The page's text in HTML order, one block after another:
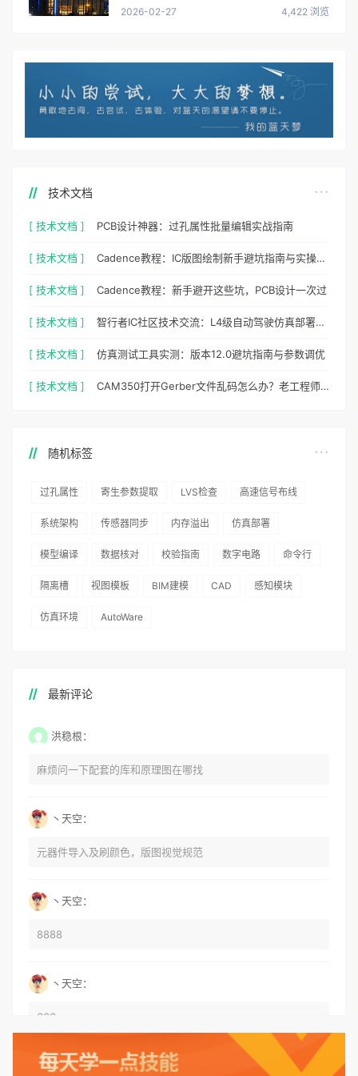
2026-02-27 4,422 浏览
技术文档
[ 技术文档 ] PCB设计神器：过孔属性批量编辑实战指南
[ 技术文档 ] Cadence教程：IC版图绘制新手避坑指南与实操细节
[ 技术文档 ] Cadence教程：新手避开这些坑，PCB设计一次过
[ 技术文档 ] 智行者IC社区技术交流：L4级自动驾驶仿真部署实操指南
[ 技术文档 ] 仿真测试工具实测：版本12.0避坑指南与参数调优
[ 技术文档 ] CAM350打开Gerber文件乱码怎么办？老工程师实测避坑指南
随机标签
过孔属性 寄生参数提取 LVS检查 高速信号布线
系统架构 传感器同步 内存溢出 仿真部署
模型编译 数据核对 校验指南 数字电路 命令行
隔离槽 视图模板 BIM建模 CAD 感知模块
仿真环境 AutoWare
最新评论
洪稳根：
麻烦问一下配套的库和原理图在哪找
丶天空：
元器件导入及刷颜色，版图视觉规范
丶天空：
8888
丶天空：
666
丶天空：